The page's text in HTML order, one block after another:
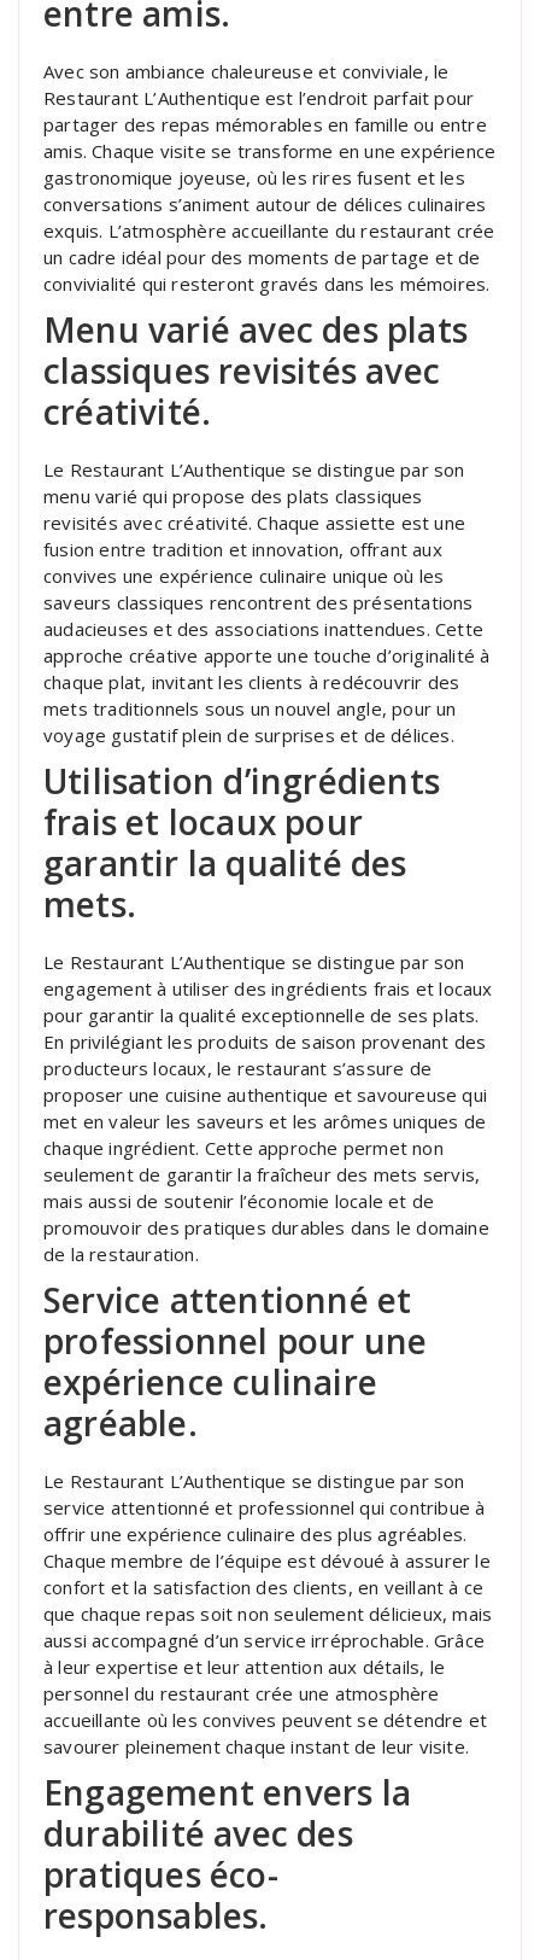
entre amis.
Avec son ambiance chaleureuse et conviviale, le
Restaurant L’Authentique est l’endroit parfait pour
partager des repas mémorables en famille ou entre
amis. Chaque visite se transforme en une expérience
gastronomique joyeuse, où les rires fusent et les
conversations s’animent autour de délices culinaires
exquis. L’atmosphère accueillante du restaurant crée
un cadre idéal pour des moments de partage et de
convivialité qui resteront gravés dans les mémoires.
Menu varié avec des plats
classiques revisités avec
créativité.
Le Restaurant L’Authentique se distingue par son
menu varié qui propose des plats classiques
revisités avec créativité. Chaque assiette est une
fusion entre tradition et innovation, offrant aux
convives une expérience culinaire unique où les
saveurs classiques rencontrent des présentations
audacieuses et des associations inattendues. Cette
approche créative apporte une touche d’originalité à
chaque plat, invitant les clients à redécouvrir des
mets traditionnels sous un nouvel angle, pour un
voyage gustatif plein de surprises et de délices.
Utilisation d’ingrédients
frais et locaux pour
garantir la qualité des
mets.
Le Restaurant L’Authentique se distingue par son
engagement à utiliser des ingrédients frais et locaux
pour garantir la qualité exceptionnelle de ses plats.
En privilégiant les produits de saison provenant des
producteurs locaux, le restaurant s’assure de
proposer une cuisine authentique et savoureuse qui
met en valeur les saveurs et les arômes uniques de
chaque ingrédient. Cette approche permet non
seulement de garantir la fraîcheur des mets servis,
mais aussi de soutenir l’économie locale et de
promouvoir des pratiques durables dans le domaine
de la restauration.
Service attentionné et
professionnel pour une
expérience culinaire
agréable.
Le Restaurant L’Authentique se distingue par son
service attentionné et professionnel qui contribue à
offrir une expérience culinaire des plus agréables.
Chaque membre de l’équipe est dévoué à assurer le
confort et la satisfaction des clients, en veillant à ce
que chaque repas soit non seulement délicieux, mais
aussi accompagné d’un service irréprochable. Grâce
à leur expertise et leur attention aux détails, le
personnel du restaurant crée une atmosphère
accueillante où les convives peuvent se détendre et
savourer pleinement chaque instant de leur visite.
Engagement envers la
durabilité avec des
pratiques éco-
responsables.